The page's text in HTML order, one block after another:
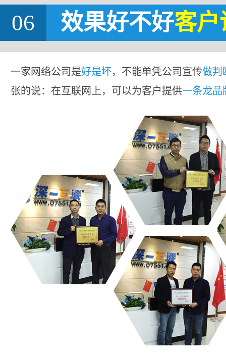
06 效果好不好客户
一家网络公司是好是坏，不能单凭公司宣传做判
张的说：在互联网上，可以为客户提供一条龙品